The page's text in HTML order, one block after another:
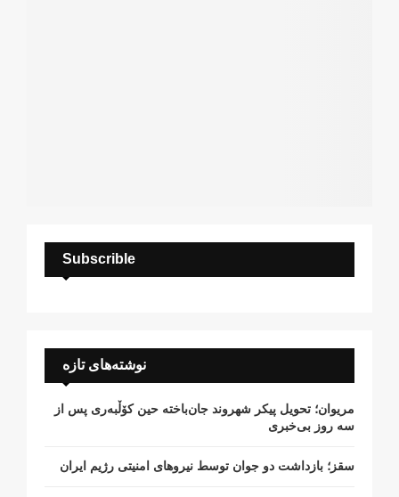
Subscrible
نوشته‌های تازه
مریوان؛ تحویل پیکر شهروند جان‌باخته حین کۆڵبەری پس از
سە روز بی‌خبری
سقز؛ بازداشت دو جوان توسط نیروهای امنیتی رژیم ایران